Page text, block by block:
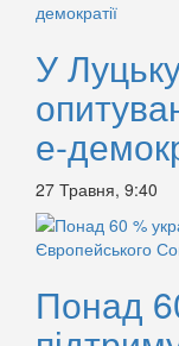
У
е-
27 Травня, 9:40
Понад